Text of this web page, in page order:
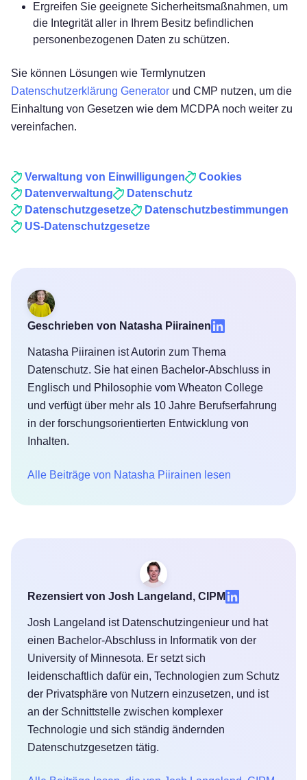
Ergreifen Sie geeignete Sicherheitsmaßnahmen, um
die Integrität aller in Ihrem Besitz befindlichen
personenbezogenen Daten zu schützen.
Sie können Lösungen wie Termlynutzen
Datenschutzerklärung Generator und CMP nutzen, um die
Einhaltung von Gesetzen wie dem MCDPA noch weiter zu
vereinfachen.
Verwaltung von Einwilligungen
Cookies
Datenverwaltung
Datenschutz
Datenschutzgesetze
Datenschutzbestimmungen
US-Datenschutzgesetze
Geschrieben von Natasha Piirainen
Natasha Piirainen ist Autorin zum Thema
Datenschutz. Sie hat einen Bachelor-Abschluss in
Englisch und Philosophie vom Wheaton College
und verfügt über mehr als 10 Jahre Berufserfahrung
in der forschungsorientierten Entwicklung von
Inhalten.
Alle Beiträge von Natasha Piirainen lesen
Rezensiert von Josh Langeland, CIPM
Josh Langeland ist Datenschutzingenieur und hat
einen Bachelor-Abschluss in Informatik von der
University of Minnesota. Er setzt sich
leidenschaftlich dafür ein, Technologien zum Schutz
der Privatsphäre von Nutzern einzusetzen, und ist
an der Schnittstelle zwischen komplexer
Technologie und sich ständig ändernden
Datenschutzgesetzen tätig.